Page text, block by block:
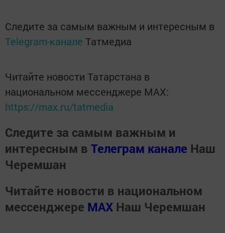
Следите за самым важным и интересным в
Telegram-канале Татмедиа
Читайте новости Татарстана в
национальном мессенджере MАХ:
https://max.ru/tatmedia
Следите за самым важным и
интересным в Телеграм канале Наш
Черемшан
Читайте новости в национальном
мессенджере MАХ Наш Черемшан